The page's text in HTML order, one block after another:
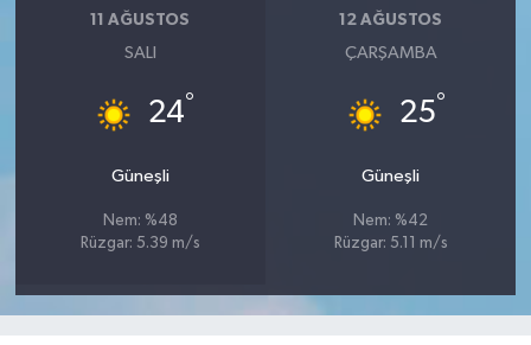
11 AĞUSTOS
SALI
24°
Güneşli
Nem: %48
Rüzgar: 5.39 m/s
12 AĞUSTOS
ÇARŞAMBA
25°
Güneşli
Nem: %42
Rüzgar: 5.11 m/s